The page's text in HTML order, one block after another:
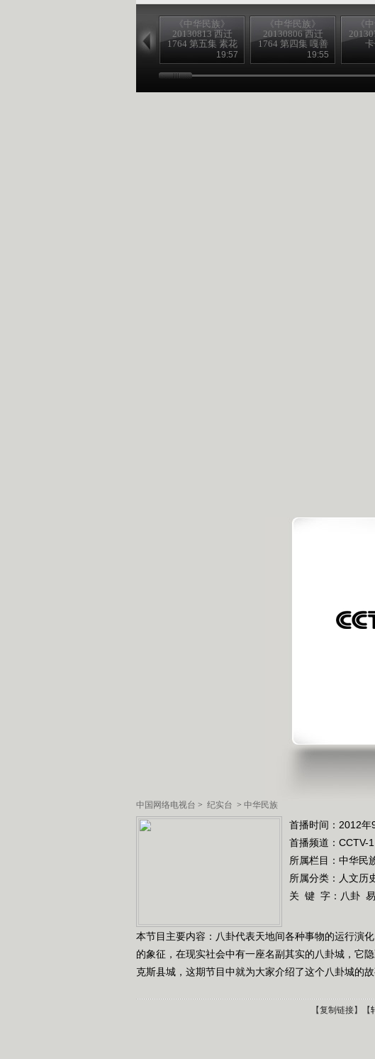
中国网络电视台 > 纪实台 > 中华民族
《中华民族》
20130813 西迁
1764 第五集 素花
19:57
《中华民族》
20130806 西迁
1764 第四集 嘎善
19:55
《
首播时间：2012年
首播频道： CCTV-1
所属栏目： 中华民
所属分类：人文历
关 键 字： 八卦
本节目主要内容：八卦代表天地间各种事物的运行演
的象征，在现实社会中有一座名副其实的八卦城，它
克斯县城，这期节目中就为大家介绍了这个八卦城的
【复制链接】【